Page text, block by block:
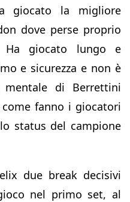
giocato la migliore
dove perse proprio
giocato lungo e
e sicurezza e non è
mentale di Berrettini
fanno i giocatori
status del campione
due break decisivi
nel primo set, al